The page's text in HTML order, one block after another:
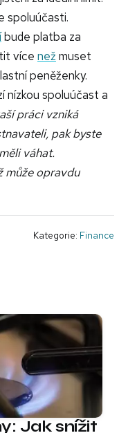
spoluúčasti.
bude platba za
více než muset
peněženky.
nízkou spoluúčast a
práci vzniká
pak byste
váhat.
může opravdu
Kategorie: Finance
Jak snížit